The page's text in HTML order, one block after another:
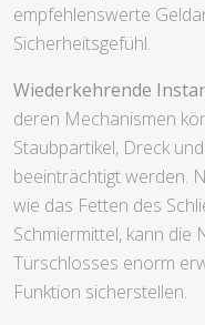
empfehlenswerte
Sicherheitsgefühl.
Wiederkehrende
deren Mechanismen
Staubpartikel, Dreck
beeinträchtigt werden.
wie das Fetten des
Schmiermittel, kann die
Türschlosses enorm
Funktion sicherstellen.